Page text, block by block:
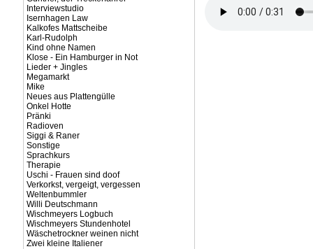
Interviewstudio
Isernhagen Law
Kalkofes Mattscheibe
Karl-Rudolph
Kind ohne Namen
Klose - Ein Hamburger in Not
Lieder + Jingles
Megamarkt
Mike
Neues aus Plattengülle
Onkel Hotte
Pränki
Radioven
Siggi & Raner
Sonstige
Sprachkurs
Therapie
Uschi - Frauen sind doof
Verkorkst, vergeigt, vergessen
Weltenbummler
Willi Deutschmann
Wischmeyers Logbuch
Wischmeyers Stundenhotel
Wäschetrockner weinen nicht
Zwei kleine Italiener